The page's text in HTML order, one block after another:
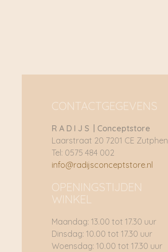
CONTACTGEGEVENS
R A D I J S | Conceptstore
Laarstraat 20 7201 CE Zutphen
Tel: 0575 484 002
info@radijsconceptstore.nl
OPENINGSTIJDEN
WINKEL
Maandag: 13.00 tot 17.30 uur
Dinsdag: 10.00 tot 17.30 uur
Woensdag: 10.00 tot 17.30 uur